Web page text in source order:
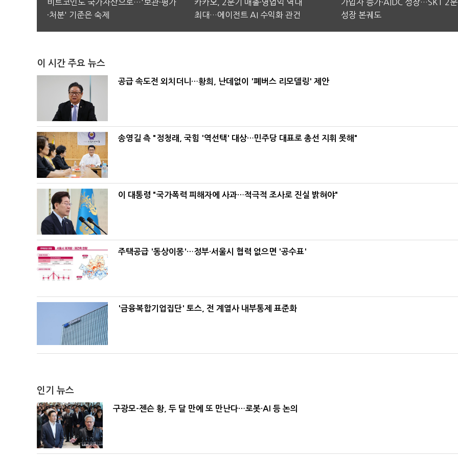
비트코인도 국가자산으로…'보관·평가
·처분' 기준은 숙제
카카오, 2분기 매출·영업익 역대
최대…에이전트 AI 수익화 관건
가입자 증가·AIDC 성장…SKT 2
성장 본궤도
이 시간 주요 뉴스
공급 속도전 외치더니…황희, 난데없이 '폐버스 리모델링' 제안
송영길 측 "정청래, 국힘 '역선택' 대상…민주당 대표로 총선 지휘 못해"
이 대통령 "국가폭력 피해자에 사과…적극적 조사로 진실 밝혀야"
주택공급 '동상이몽'…정부·서울시 협력 없으면 '공수표'
'금융복합기업집단' 토스, 전 계열사 내부통제 표준화
인기 뉴스
구광모-젠슨 황, 두 달 만에 또 만난다…로봇·AI 등 논의